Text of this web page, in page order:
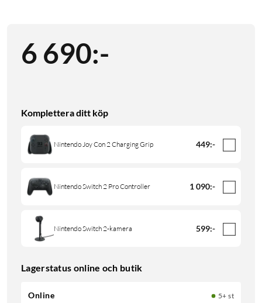
6 690:-
Komplettera ditt köp
Nintendo Joy Con 2 Charging Grip 449:-
Nintendo Switch 2 Pro Controller 1 090:-
Nintendo Switch 2-kamera 599:-
Lagerstatus online och butik
Online
5+ st